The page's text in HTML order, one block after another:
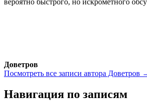
Доветров
Посмотреть все записи автора Доветров
Навигация по записям